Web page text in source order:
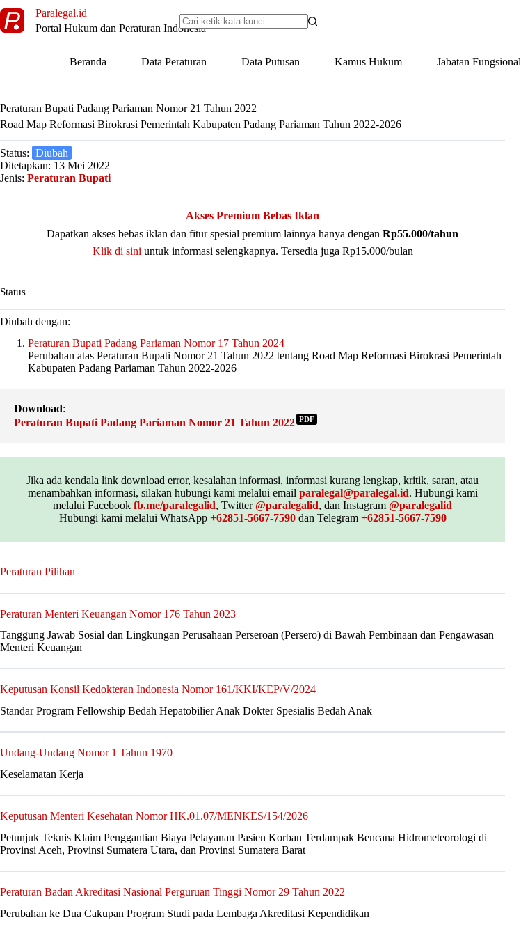
to
content
Paralegal.id
Portal Hukum dan Peraturan Indonesia
Beranda Data Peraturan Data Putusan Kamus Hukum Jabatan Fungsional
Peraturan Bupati Padang Pariaman Nomor 21 Tahun 2022
Road Map Reformasi Birokrasi Pemerintah Kabupaten Padang Pariaman Tahun 2022-2026
Status: Diubah
Ditetapkan: 13 Mei 2022
Jenis: Peraturan Bupati
Akses Premium Bebas Iklan
Dapatkan akses bebas iklan dan fitur spesial premium lainnya hanya dengan Rp55.000/tahun
Klik di sini untuk informasi selengkapnya. Tersedia juga Rp15.000/bulan
Status
Diubah dengan:
Peraturan Bupati Padang Pariaman Nomor 17 Tahun 2024
Perubahan atas Peraturan Bupati Nomor 21 Tahun 2022 tentang Road Map Reformasi Birokrasi Pemerintah
Kabupaten Padang Pariaman Tahun 2022-2026
Download:
Peraturan Bupati Padang Pariaman Nomor 21 Tahun 2022 PDF
Jika ada kendala link download error, kesalahan informasi, informasi kurang lengkap, kritik, saran, atau
menambahkan informasi, silakan hubungi kami melalui email paralegal@paralegal.id. Hubungi kami
melalui Facebook fb.me/paralegalid, Twitter@paralegalid, dan Instagram @paralegalid
Hubungi kami melalui WhatsApp +62851-5667-7590dan Telegram +62851-5667-7590
Peraturan Pilihan
Peraturan Menteri Keuangan Nomor 176 Tahun 2023
Tanggung Jawab Sosial dan Lingkungan Perusahaan Perseroan (Persero) di Bawah Pembinaan dan Pengawasan
Menteri Keuangan
Keputusan Konsil Kedokteran Indonesia Nomor 161/KKI/KEP/V/2024
Standar Program Fellowship Bedah Hepatobilier Anak Dokter Spesialis Bedah Anak
Undang-Undang Nomor 1 Tahun 1970
Keselamatan Kerja
Keputusan Menteri Kesehatan Nomor HK.01.07/MENKES/154/2026
Petunjuk Teknis Klaim Penggantian Biaya Pelayanan Pasien Korban Terdampak Bencana Hidrometeorologi di
Provinsi Aceh, Provinsi Sumatera Utara, dan Provinsi Sumatera Barat
Peraturan Badan Akreditasi Nasional Perguruan Tinggi Nomor 29 Tahun 2022
Perubahan ke Dua Cakupan Program Studi pada Lembaga Akreditasi Kependidikan